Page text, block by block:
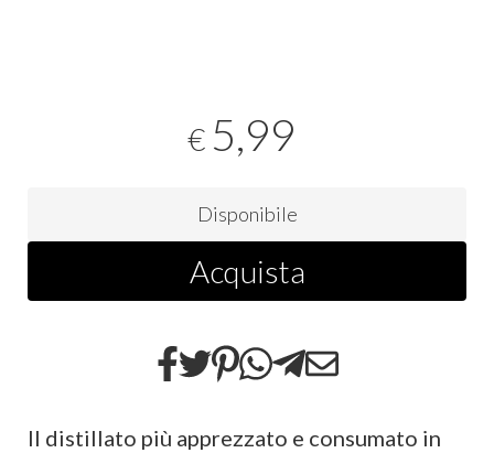
€ 5,99
Disponibile
Acquista
Il distillato più apprezzato e consumato in